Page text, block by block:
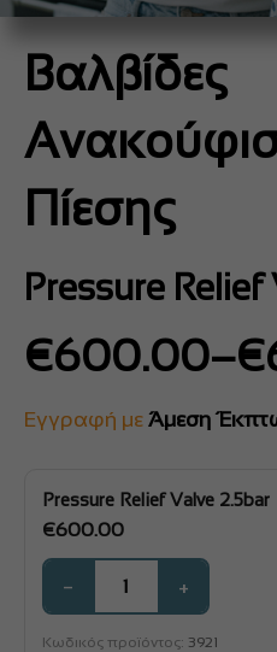
Βαλβίδες
Πίεσης
Pressure Relief
€600.00–€
Price
range:
€600.00
through
Εγγραφή με Άμεση
Pressure Relief Valve 2.5bar
€600.00
− +
Κωδικός προϊόντος: 3921